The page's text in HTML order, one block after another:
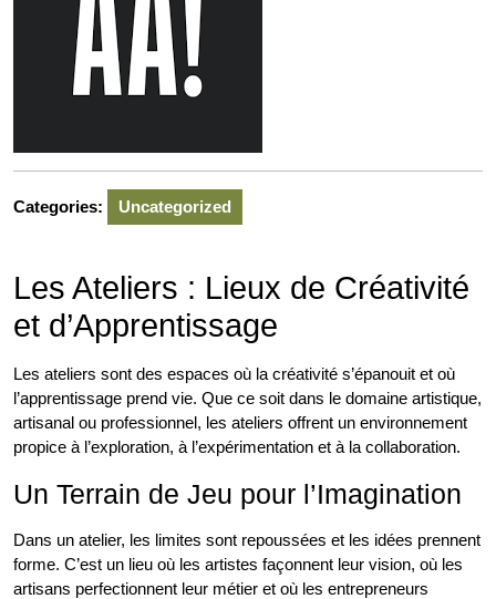
Categories: Uncategorized
Les Ateliers : Lieux de Créativité
et d’Apprentissage
Les ateliers sont des espaces où la créativité s’épanouit et où
l’apprentissage prend vie. Que ce soit dans le domaine artistique,
artisanal ou professionnel, les ateliers offrent un environnement
propice à l’exploration, à l’expérimentation et à la collaboration.
Un Terrain de Jeu pour l’Imagination
Dans un atelier, les limites sont repoussées et les idées prennent
forme. C’est un lieu où les artistes façonnent leur vision, où les
artisans perfectionnent leur métier et où les entrepreneurs